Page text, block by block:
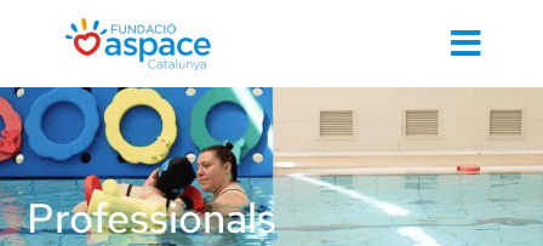
Cerca
…
Professionals